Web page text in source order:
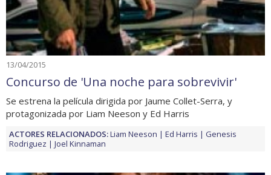
13/04/2015
Concurso de 'Una noche para sobrevivir'
Se estrena la película dirigida por Jaume Collet-Serra, y
protagonizada por Liam Neeson y Ed Harris
ACTORES RELACIONADOS:Liam Neeson Ed Harris
Genesis
Rodriguez
Joel Kinnaman